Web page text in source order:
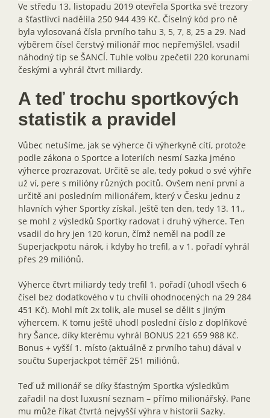
Ve středu 13. listopadu 2019 otevřela Sportka své trezory
a šťastlivci nadělila 250 944 439 Kč. Číselný kód pro ně
byla vylosovaná čísla prvního tahu 3, 5, 7, 8, 25 a 29. Nad
výběrem čísel čerstvý milionář moc nepřemýšlel, vsadil
náhodný tip se ŠANCÍ. Tuhle volbu zpečetil 220 korunami
českými a vyhrál čtvrt miliardy.
A teď trochu sportkových
statistik a pravidel
Vůbec netušíme, jak se výherce či výherkyně cítí, protože
podle zákona o Sportce a loteriích nesmí Sazka jméno
výherce prozrazovat. Určitě se ale, tedy pokud o své výhře
už ví, pere s milióny různých pocitů. Ovšem není první a
určitě ani posledním milionářem, který v Česku jednu z
hlavních výher Sportky získal. Ještě ten den, tedy 13. 11.,
se mohl z výsledků Sportky radovat i druhý výherce. Ten
vsadil do hry jen 120 korun, čímž neměl na podíl ze
Superjackpotu nárok, i kdyby ho trefil, a v 1. pořadí vyhrál
přes 29 miliónů.
Výherce čtvrt miliardy tedy trefil 1. pořadí (uhodl všech 6
čísel bez dodatkového v tu chvíli ohodnocených na 29 284
451 Kč). Mohl mít 2x tolik, ale musel se dělit s jiným
výhercem. K tomu ještě uhodl poslední číslo z doplňkové
hry Šance, díky kterému vyhrál BONUS 221 659 988 Kč.
Bonus + vyšší 1. místo (aktuálně z prvního tahu) dával v
součtu Superjackpot téměř 251 miliónů.
Teď už milionář se díky šťastným Sportka výsledkům
zařadil na dost luxusní seznam – přímo milionářský. Pane
mu může říkat čtvrtá nejvyšší výhra v historii Sazky.